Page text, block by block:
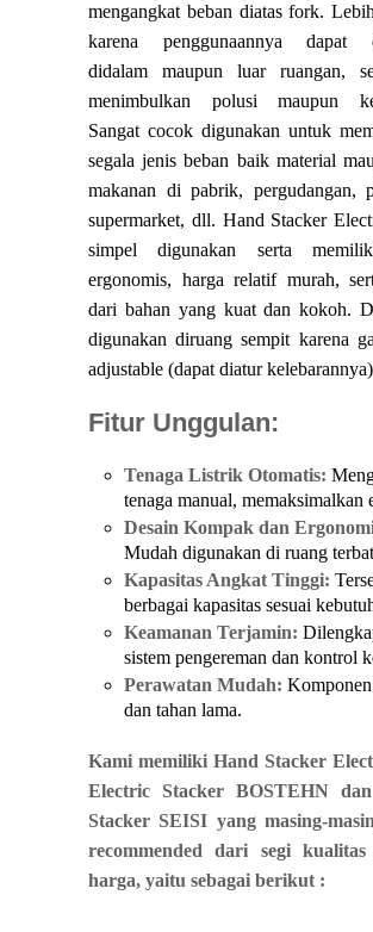
mengangkat beban diatas fork.
karena penggunaannya dapat
didalam maupun luar ruangan,
menimbulkan polusi maupun
Sangat cocok digunakan untuk
segala jenis beban baik material
makanan di pabrik, pergudangan,
supermarket, dll. Hand Stacker
simpel digunakan serta
ergonomis, harga relatif murah,
dari bahan yang kuat dan kokoh.
digunakan diruang sempit karena
adjustable (dapat diatur kelebarannya)
Fitur Unggulan:
Tenaga Listrik Otomatis:
tenaga manual, memaksimalkan
Desain Kompak dan
Mudah digunakan di ruang
Kapasitas Angkat Tinggi:
berbagai kapasitas sesuai
Keamanan Terjamin:
sistem pengereman dan kontrol
Perawatan Mudah:
dan tahan lama.
Kami memiliki Hand Stacker
Electric Stacker BOSTEHN
Stacker SEISI yang masing-
recommended dari segi kualitas
harga, yaitu sebagai berikut :